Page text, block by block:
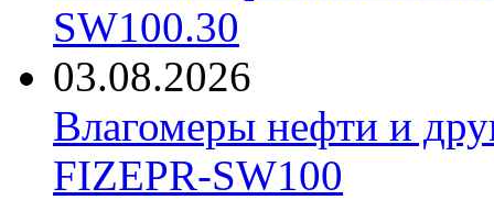
SW100.30
03.08.2026
Влагомеры нефти и
FIZEPR-SW100